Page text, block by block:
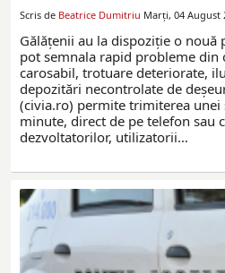
Scris de Beatrice Dumitriu Marți, 04 August
Gălățenii au la dispoziție o
pot semnala rapid probleme din
carosabil, trotuare deteriorate,
depozitări necontrolate de
(civia.ro) permite trimiterea unei
minute, direct de pe telefon sau
dezvoltatorilor, utilizatorii…